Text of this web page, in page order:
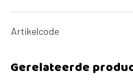
Artikelcode
Gerelateerde